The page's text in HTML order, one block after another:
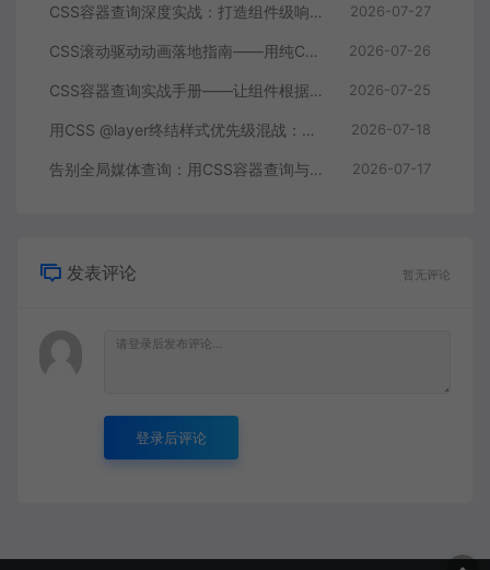
CSS容器查询深度实战：打造组件级响应式布局 2026-07-27
CSS滚动驱动动画落地指南——用纯CSS构建滚动叙事页面的完整方案 2026-07-26
CSS容器查询实战手册——让组件根据自身尺寸而非视口自适应布局 2026-07-25
用CSS @layer终结样式优先级混战：多组件库集成的工程化解法 2026-07-18
告别全局媒体查询：用CSS容器查询与嵌套语法构建真正独立的响应式组件 2026-07-17
发表评论 暂无评论
登录后评论